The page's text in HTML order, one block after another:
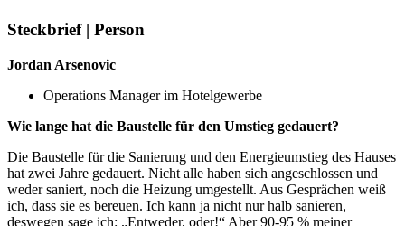
Steckbrief | Person
Jordan Arsenovic
Operations Manager im Hotelgewerbe
Wie lange hat die Baustelle für den Umstieg gedauert?
Die Baustelle für die Sanierung und den Energieumstieg des Hauses
hat zwei Jahre gedauert. Nicht alle haben sich angeschlossen und
weder saniert, noch die Heizung umgestellt. Aus Gesprächen weiß
ich, dass sie es bereuen. Ich kann ja nicht nur halb sanieren,
deswegen sage ich: „Entweder, oder!“ Aber 90-95 % meiner